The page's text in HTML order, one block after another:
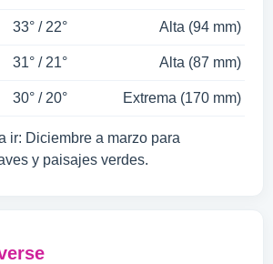
33° / 22° Alta (94 mm)
31° / 21° Alta (87 mm)
30° / 20° Extrema (170 mm)
ir: Diciembre a marzo para
y paisajes verdes.